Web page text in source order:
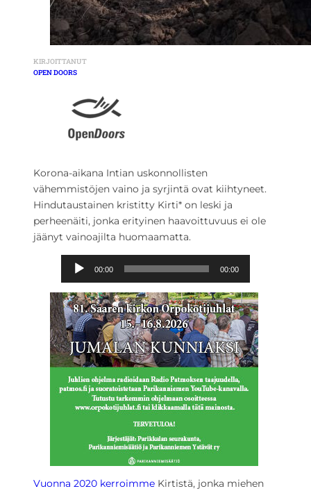
KIRJOITTANUT
OPEN DOORS
Korona-aikana Intian uskonnollisten
vähemmistöjen vaino ja syrjintä ovat kiihtyneet.
Hindutaustainen kristitty Kirti* on leski ja
perheenäiti, jonka erityinen haavoittuvuus ei ole
jäänyt vainoajilta huomaamatta.
n
i
t
o
i
t
00:00 00:00
Vuonna 2020 kerroimme Kirtistä, jonka miehen